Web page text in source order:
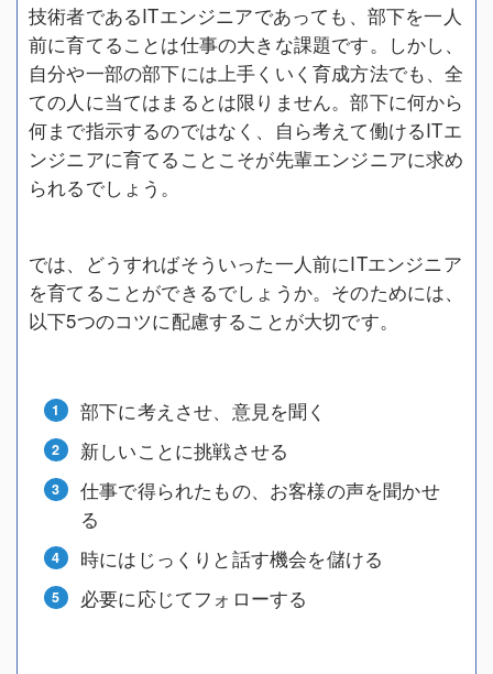
技術者であるITエンジニアであっても、部下を一人
前に育てることは仕事の大きな課題です。しかし、
自分や一部の部下には上手くいく育成方法でも、全
ての人に当てはまるとは限りません。部下に何から
何まで指示するのではなく、自ら考えて働けるITエ
ンジニアに育てることこそが先輩エンジニアに求め
られるでしょう。
では、どうすればそういった一人前にITエンジニア
を育てることができるでしょうか。そのためには、
以下5つのコツに配慮することが大切です。
部下に考えさせ、意見を聞く
新しいことに挑戦させる
仕事で得られたもの、お客様の声を聞かせ
る
時にはじっくりと話す機会を儲ける
必要に応じてフォローする